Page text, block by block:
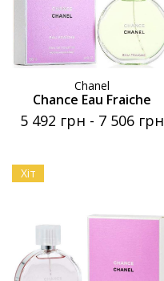
Chanel
Chance Eau Fraiche
5 492 грн - 7 506 грн
Хіт